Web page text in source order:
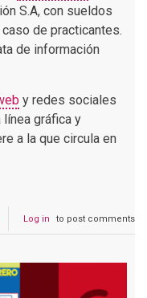
S.A, con sueldos
de practicantes.
de información
y redes sociales
gráfica y
a la que circula en
Oferta
puestos
Log in to post comments